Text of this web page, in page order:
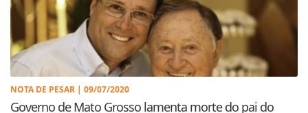
NOTA DE PESAR | 09/07/2020
Governo de Mato Grosso lamenta morte do pai do